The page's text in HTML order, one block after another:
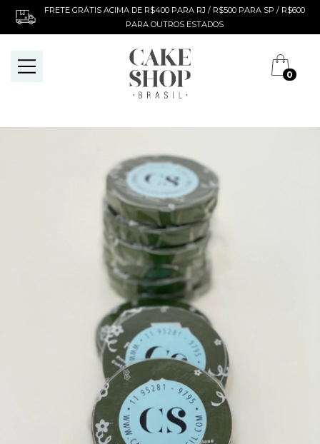
FRETE GRÁTIS ACIMA DE R$400 PARA RJ / R$500 PARA SP / R$600
PARA OUTROS ESTADOS
0